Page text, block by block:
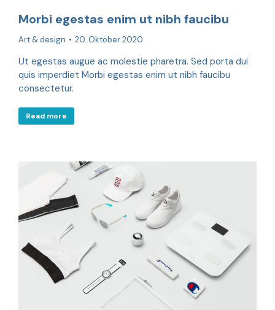
Morbi egestas enim ut nibh faucibu
Art & design 20. Oktober 2020
Ut egestas augue ac molestie pharetra. Sed porta dui
quis imperdiet Morbi egestas enim ut nibh faucibu
consectetur.
Read more